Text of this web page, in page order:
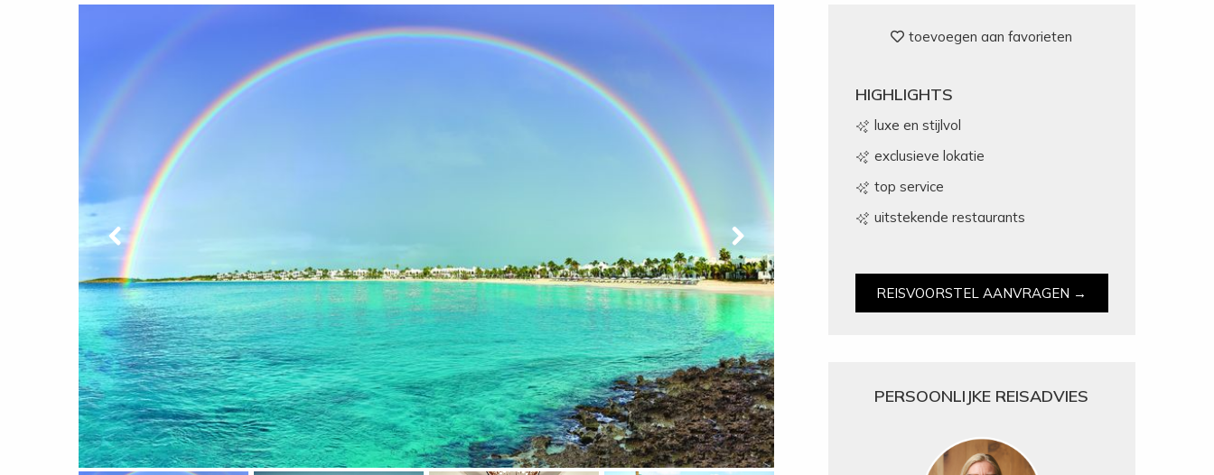
toevoegen aan favorieten
HIGHLIGHTS
luxe en stijlvol
exclusieve lokatie
top service
uitstekende restaurants
REISVOORSTEL AANVRAGEN →
PERSOONLIJKE REISADVIES